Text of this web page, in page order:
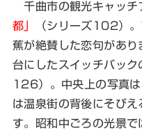
千曲市の観光キャッチ
都」
（シリーズ102）
蕉が絶賛した恋句があ
台にしたスイッチバッ
126）。中央上の写真
は温泉街の背後にそび
す。昭和中ごろの光景で